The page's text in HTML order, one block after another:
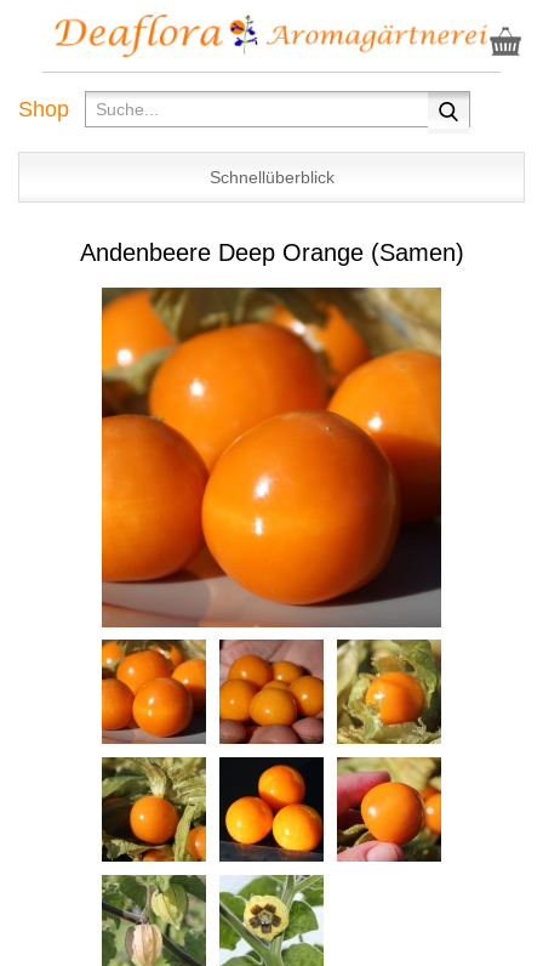
Shop
Schnellüberblick
Andenbeere Deep Orange (Samen)